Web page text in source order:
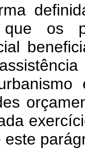
que os
este